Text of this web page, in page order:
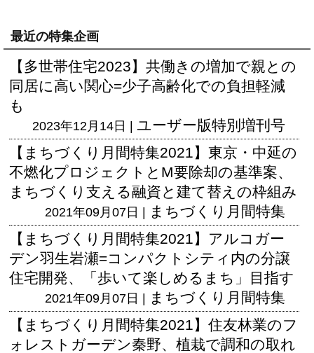
最近の特集企画
【多世帯住宅2023】共働きの増加で親との
同居に高い関心=少子高齢化での負担軽減
も
2023年12月14日 | ユーザー版特別増刊号
【まちづくり月間特集2021】東京・中延の
不燃化プロジェクトとM要除却の基準案、
まちづくり支える融資と建て替えの枠組み
2021年09月07日 | まちづくり月間特集
【まちづくり月間特集2021】アルコガー
デン羽生岩瀬=コンパクトシティ内の分譲
住宅開発、「歩いて楽しめるまち」目指す
2021年09月07日 | まちづくり月間特集
【まちづくり月間特集2021】住友林業のフ
ォレストガーデン秦野、植栽で調和の取れ